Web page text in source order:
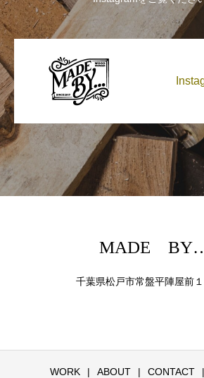
MADE
千葉県松戸市常盤平陣屋前
WORK ABOUT CONTACT